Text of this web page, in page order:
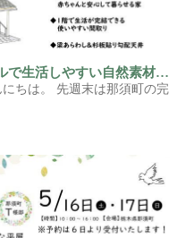
【予約制】子育て夫婦のシンプルで生活しやすい自然素材の家 ≪ジェントルジュアレンジ内覧会≫～中島村Ｎ様邸
ちは。 先週末は那須町の完